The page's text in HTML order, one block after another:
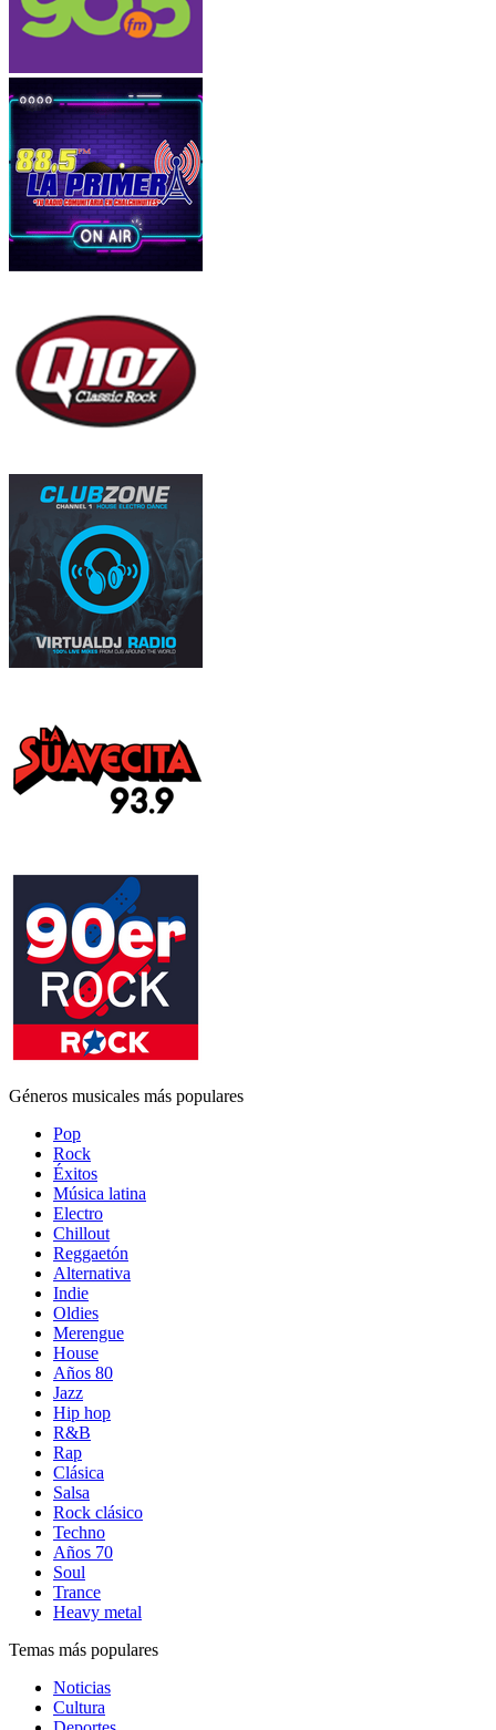
Géneros musicales más populares
Pop
Rock
Éxitos
Música latina
Electro
Chillout
Reggaetón
Alternativa
Indie
Oldies
Merengue
House
Años 80
Jazz
Hip hop
R&B
Rap
Clásica
Salsa
Rock clásico
Techno
Años 70
Soul
Trance
Heavy metal
Temas más populares
Noticias
Cultura